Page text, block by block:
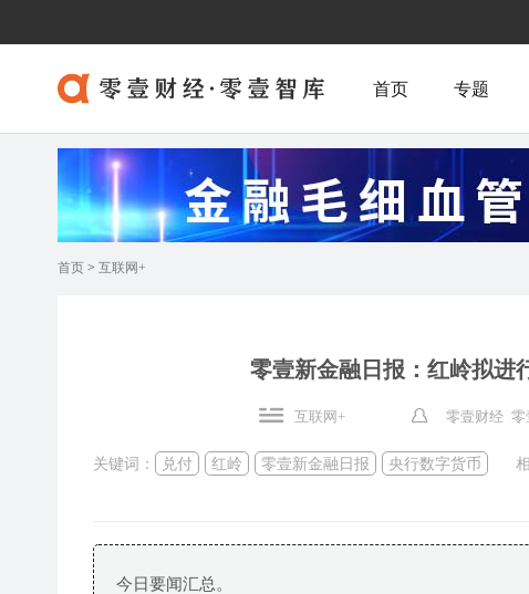
首页 专题
首页 > 互联网+
零壹新金融日报：红岭拟进
互联网+ 零壹财经 零
关键词： 兑付 红岭 零壹新金融日报 央行数字货币
今日要闻汇总。